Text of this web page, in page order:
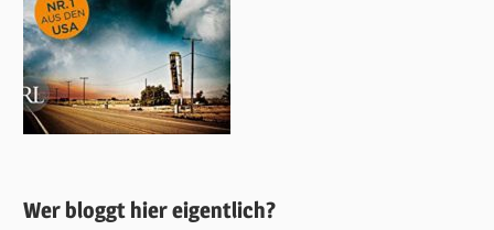
Wer bloggt hier eigentlich?